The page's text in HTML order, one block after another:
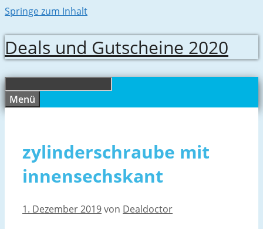
Springe zum Inhalt
Deals und Gutscheine 2020
Menü
zylinderschraube mit
innensechskant
1. Dezember 2019von Dealdoctor